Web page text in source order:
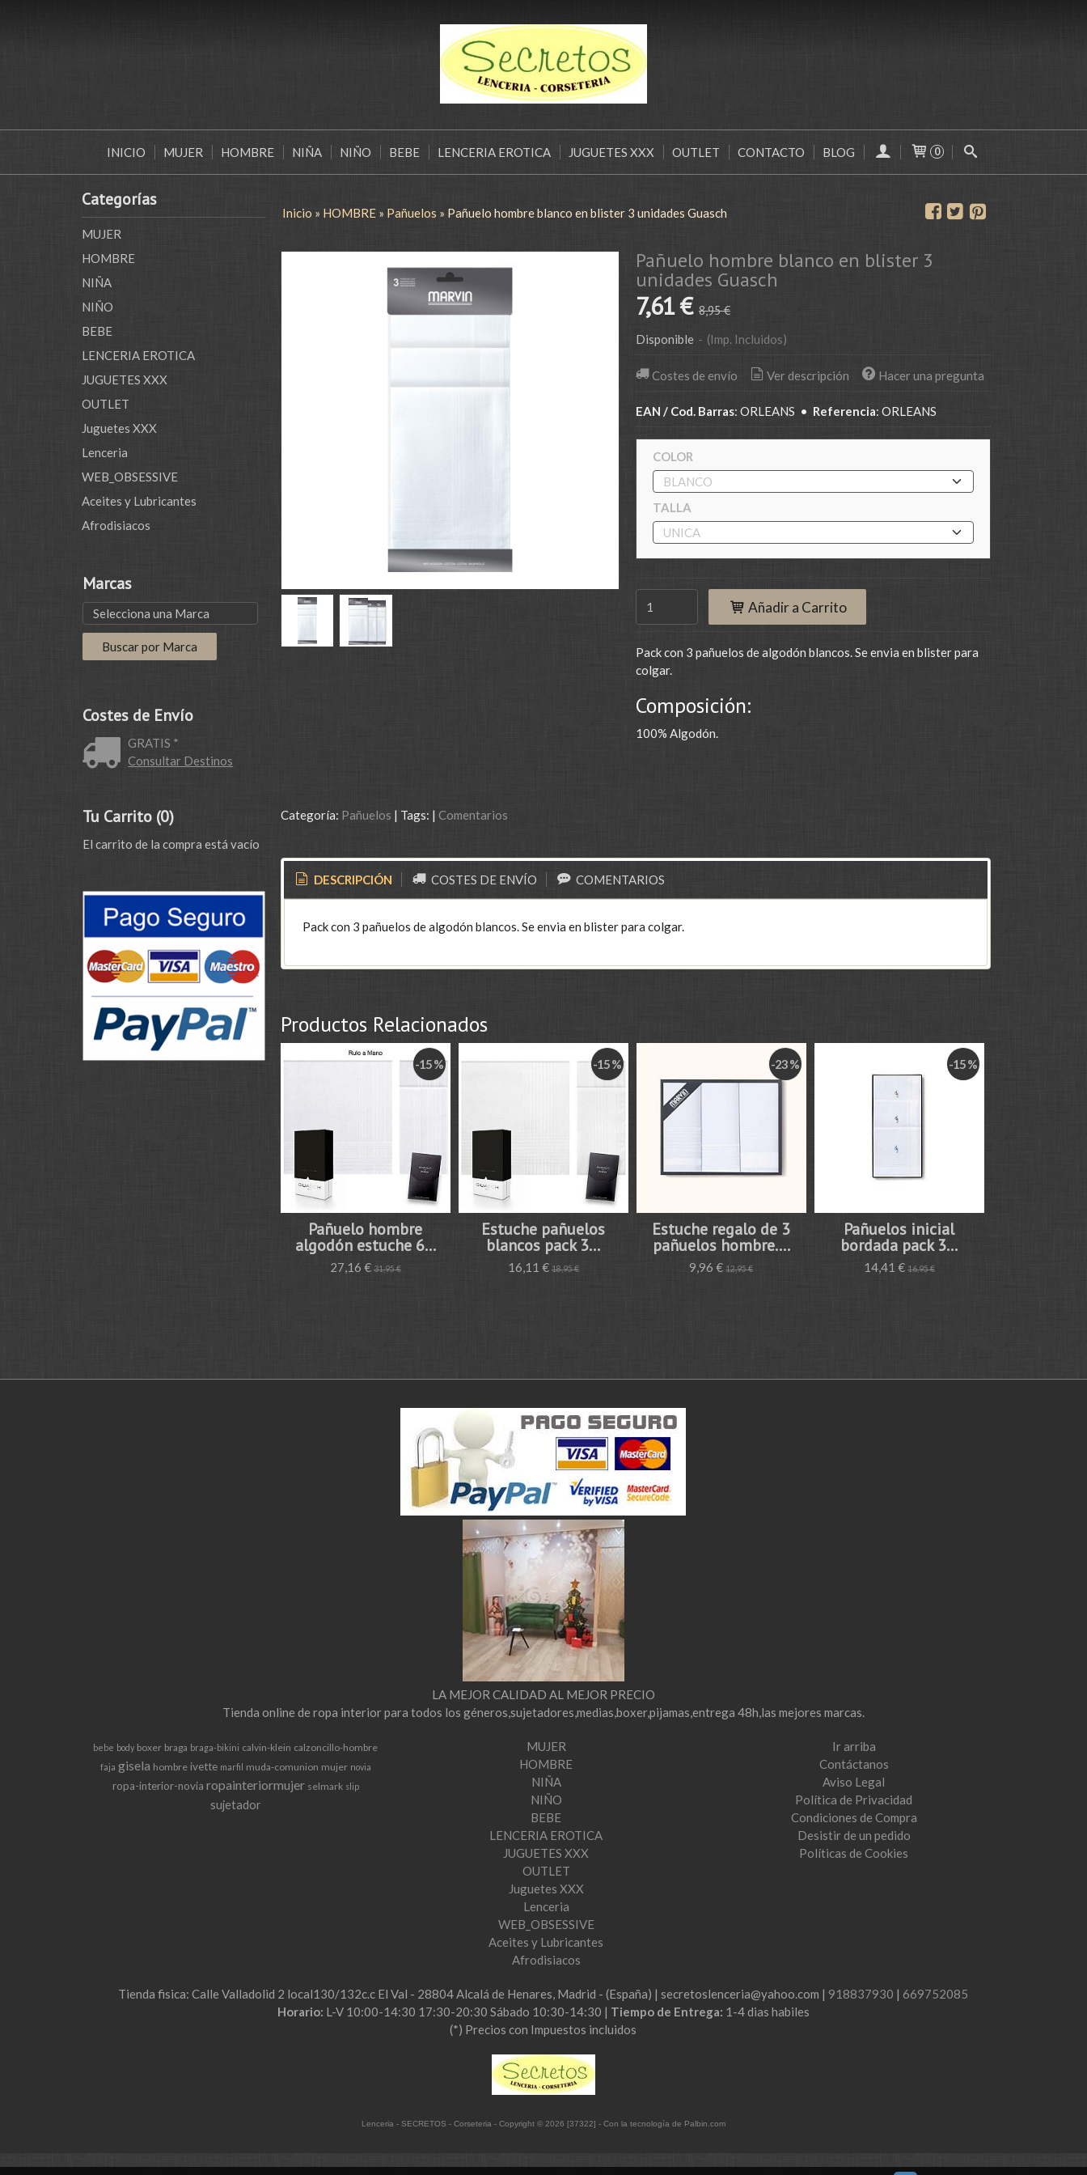
INICIO MUJER HOMBRE NIÑA NIÑO BEBE LENCERIA EROTICA JUGUETES XXX OUTLET CONTACTO BLOG 0
Categorías
MUJER
HOMBRE
NIÑA
NIÑO
BEBE
LENCERIA EROTICA
JUGUETES XXX
OUTLET
Juguetes XXX
Lenceria
WEB_OBSESSIVE
Aceites y Lubricantes
Afrodisiacos
Marcas
Costes de Envío
GRATIS *
Consultar Destinos
Tu Carrito (0)
El carrito de la compra está vacío
Inicio » HOMBRE» Pañuelos » Pañuelo hombre blanco en blister 3 unidades Guasch
Pañuelo hombre blanco en blister 3
unidades Guasch
7,61 € 8,95 €
Disponible - (Imp. Incluidos)
Costes de envío Ver descripción Hacer una pregunta
EAN / Cod. Barras: ORLEANS • Referencia: ORLEANS
COLOR
TALLA
Añadir a Carrito
Pack con 3 pañuelos de algodón blancos. Se envia en blister para
colgar.
Composición:
100% Algodón.
Categoría: Pañuelos | Tags: | Comentarios
DESCRIPCIÓN COSTES DE ENVÍO COMENTARIOS
Pack con 3 pañuelos de algodón blancos. Se envia en blister para colgar.
Productos Relacionados
-15 %
Pañuelo hombre
algodón estuche 6...
27,16 € 31,95 €
-15 %
Estuche pañuelos
blancos pack 3...
16,11 € 18,95 €
-23 %
Estuche regalo de 3
pañuelos hombre....
9,96 €12,95 €
-15 %
Pañuelos inicial
bordada pack 3...
14,41 € 16,95 €
LA MEJOR CALIDAD AL MEJOR PRECIO
Tienda online de ropa interior para todos los géneros,sujetadores,medias,boxer,pijamas,entrega 48h,las mejores marcas.
bebe body boxer braga braga-bikini calvin-klein calzoncillo-hombre
faja gisela hombre ivette marfil muda-comunion mujer novia
ropa-interior-novia ropainteriormujer selmark slip
sujetador
MUJER
HOMBRE
NIÑA
NIÑO
BEBE
LENCERIA EROTICA
JUGUETES XXX
OUTLET
Juguetes XXX
Lenceria
WEB_OBSESSIVE
Aceites y Lubricantes
Afrodisiacos
Ir arriba
Contáctanos
Aviso Legal
Política de Privacidad
Condiciones de Compra
Desistir de un pedido
Políticas de Cookies
Tienda fisica: Calle Valladolid 2 local130/132c.c El Val - 28804 Alcalá de Henares, Madrid - (España) | secretoslenceria@yahoo.com | 918837930 | 669752085
Horario: L-V 10:00-14:30 17:30-20:30 Sábado 10:30-14:30 | Tiempo de Entrega: 1-4 dias habiles
(*) Precios con Impuestos incluidos
Lenceria - SECRETOS - Corseteria - Copyright © 2026 [37322] - Con la tecnología de Palbin.com